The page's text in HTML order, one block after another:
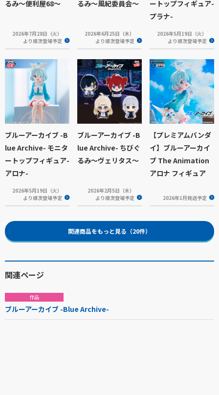
るみ～便利屋68～
2026年7月28日（火）
より順次登場予定
るみ～風紀委員会～
2026年6月25日（木）
より順次登場予定
ートップフィギュア-
プラナ-
2026年5月19日（火）
より順次登場予定
ブルーアーカイブ -B
lue Archive- モニタ
ートップフィギュア-
アロナ-
2026年5月19日（火）
より順次登場予定
ブルーアーカイブ -B
lue Archive- ちびぐ
るみ～ヴェリタス～
2026年2月5日（木）
より順次登場予定
【プレミアムバンダ
イ】ブルーアーカイ
ブ The Animation
アロナ フィギュア
2026年1月発送予定
関連商品をもっと見る（20件）
関連ページ
作品
ブルーアーカイブ -Blue Archive-